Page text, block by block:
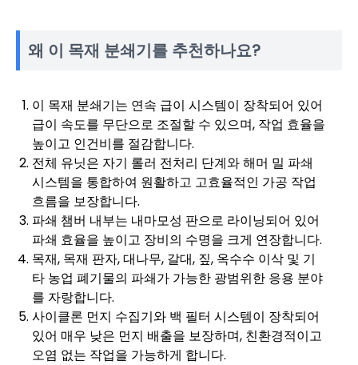
왜 이 목재 분쇄기를 추천하나요?
이 목재 분쇄기는 연속 급이 시스템이 장착되어 있어
급이 속도를 무단으로 조절할 수 있으며, 작업 효율을
높이고 인건비를 절감합니다.
전체 유닛은 자기 롤러 전처리 단계와 해머 밀 파쇄
시스템을 통합하여 원활하고 고효율적인 가공 작업
흐름을 보장합니다.
파쇄 챔버 내부는 내마모성 판으로 라이닝되어 있어
파쇄 효율을 높이고 장비의 수명을 크게 연장합니다.
목재, 목재 판자, 대나무, 갈대, 짚, 옥수수 이삭 및 기
타 농업 폐기물의 파쇄가 가능한 광범위한 응용 분야
를 자랑합니다.
사이클론 먼지 수집기와 백 필터 시스템이 장착되어
있어 매우 낮은 먼지 배출을 보장하며, 친환경적이고
오염 없는 작업을 가능하게 합니다.